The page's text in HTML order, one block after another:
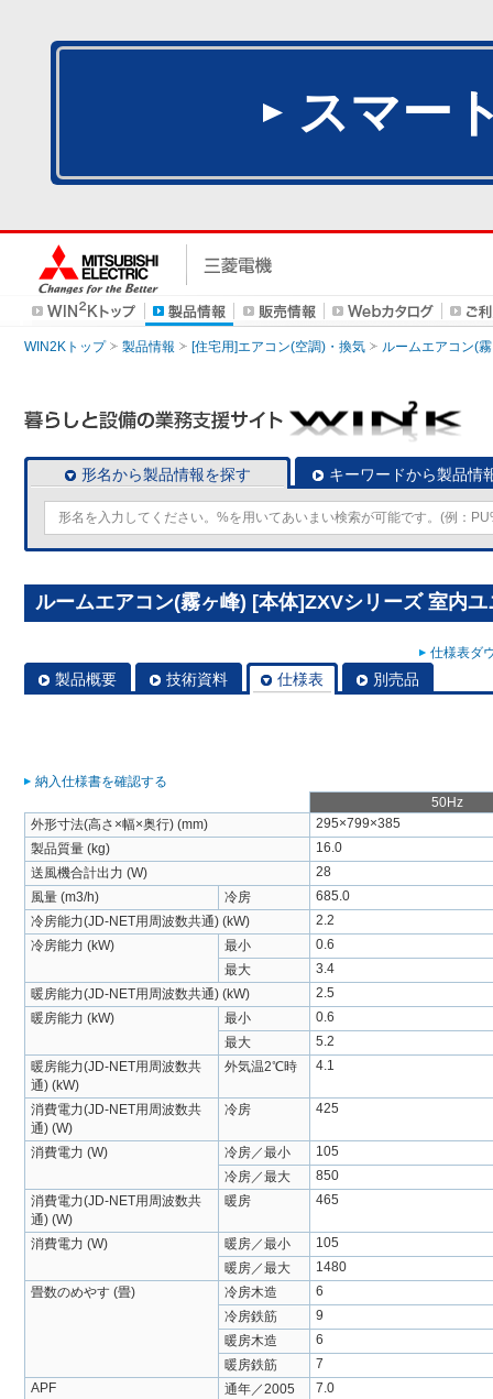
スマー
WIN2Kトップ 製品情報 [住宅用]エアコン(空調)・換気 ルームエアコン(
形名から製品情報を探す キーワードから製品情
ルームエアコン(霧ヶ峰) [本体]ZXVシリーズ 室内
仕様表ダ
製品概要 技術資料 仕様表 別売品
納入仕様書を確認する
50Hz
外形寸法(高さ×幅×奥行) (mm)
295×799×385
製品質量 (kg)
16.0
送風機合計出力 (W)
28
風量 (m3/h)
冷房
685.0
冷房能力(JD-NET用周波数共通) (kW)
2.2
冷房能力 (kW)
最小
0.6
最大
3.4
暖房能力(JD-NET用周波数共通) (kW)
2.5
暖房能力 (kW)
最小
0.6
最大
5.2
暖房能力(JD-NET用周波数共
通) (kW)
外気温2℃時 4.1
消費電力(JD-NET用周波数共
通) (W)
冷房 425
消費電力 (W) 冷房／最小
105
冷房／最大
850
消費電力(JD-NET用周波数共
通) (W)
暖房 465
消費電力 (W) 暖房／最小
105
暖房／最大
1480
畳数のめやす (畳)
冷房木造
6
冷房鉄筋
9
暖房木造
6
暖房鉄筋
7
APF
通年／2005
7.0